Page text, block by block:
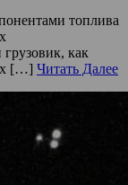
топлива
как
[…] Читать Далее